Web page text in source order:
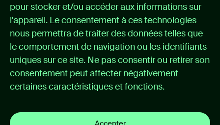
pour stocker et/ou accéder aux informations sur
l'appareil. Le consentement à ces technologies
nous permettra de traiter des données telles que
le comportement de navigation ou les identifiants
uniques sur ce site. Ne pas consentir ou retirer son
consentement peut affecter négativement
certaines caractéristiques et fonctions.
Cas
Actualités
A propos d’Itémedical
Contact
Support
Instructions d’utilisation
Politique de confidentialité